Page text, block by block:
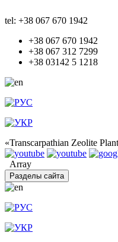
tel: +38 067 670 1942
+38 067 670 1942
+38 067 312 7299
+38 03142 5 1218
«Transcarpathian Zeolite
Array
Разделы сайта